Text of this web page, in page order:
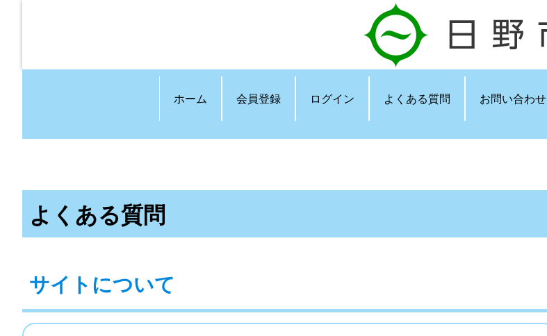
ホーム 会員登録 ログイン よくある質問 お問い合わせ
よくある質問
サイトについて